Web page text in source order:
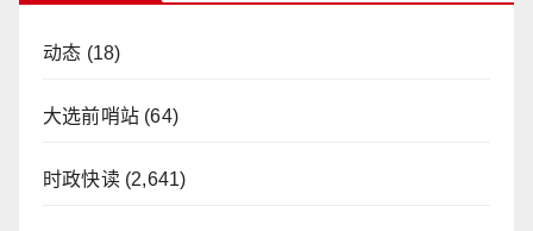
动态 (18)
大选前哨站 (64)
时政快读(2,641)